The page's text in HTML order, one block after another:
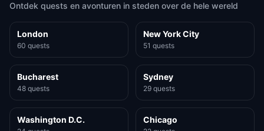
Ontdek quests en avonturen in steden over de hele wereld
London
60 quests
New York City
51 quests
Bucharest
48 quests
Sydney
29 quests
Washington D.C. Chicago